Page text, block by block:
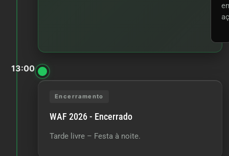
13:00
Encerramento
WAF 2026 - Encerrado
Tarde livre – Festa à noite.